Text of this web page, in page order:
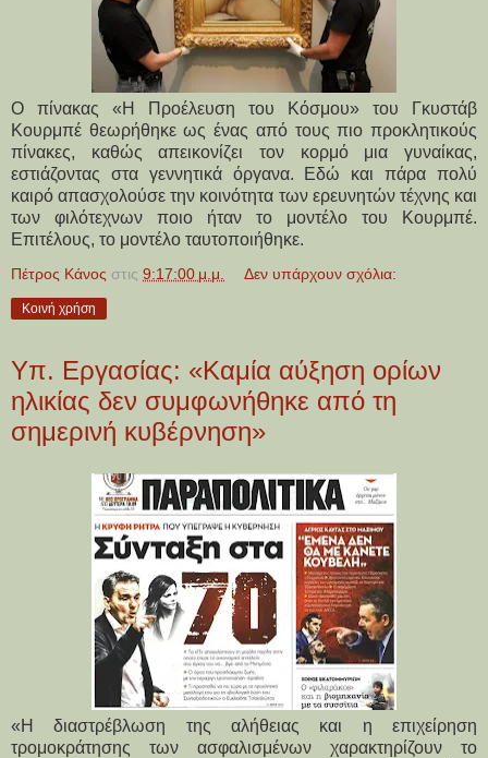
Ο πίνακας «Η Προέλευση του Κόσμου» του Γκυστάβ
Κουρμπέ θεωρήθηκε ως ένας από τους πιο προκλητικούς
πίνακες, καθώς απεικονίζει τον κορμό μια γυναίκας,
εστιάζοντας στα γεννητικά όργανα. Εδώ και πάρα πολύ
καιρό απασχολούσε την κοινότητα των ερευνητών τέχνης και
των φιλότεχνων ποιο ήταν το μοντέλο του Κουρμπέ.
Επιτέλους, το μοντέλο ταυτοποιήθηκε.
Πέτρος Κάνος στις 9:17:00 μ.μ. Δεν υπάρχουν σχόλια:
Κοινή χρήση
Υπ. Εργασίας: «Καμία αύξηση ορίων
ηλικίας δεν συμφωνήθηκε από τη
σημερινή κυβέρνηση»
«Η διαστρέβλωση της αλήθειας και η επιχείρηση
τρομοκράτησης των ασφαλισμένων χαρακτηρίζουν το